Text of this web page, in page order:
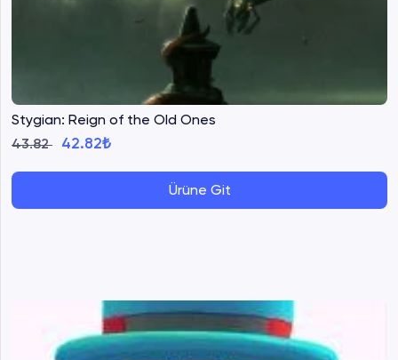
Stygian: Reign of the Old Ones
43.82 42.82₺
Ürüne Git